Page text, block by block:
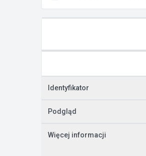
Identyfikator
Podgląd
Więcej informacji